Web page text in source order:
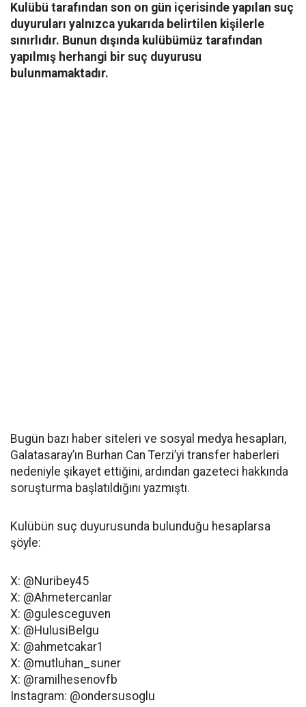
Kulübü tarafından son on gün içerisinde yapılan suç
duyuruları yalnızca yukarıda belirtilen kişilerle
sınırlıdır. Bunun dışında kulübümüz tarafından
yapılmış herhangi bir suç duyurusu
bulunmamaktadır.
Bugün bazı haber siteleri ve sosyal medya hesapları,
Galatasaray’ın Burhan Can Terzi’yi transfer haberleri
nedeniyle şikayet ettiğini, ardından gazeteci hakkında
soruşturma başlatıldığını yazmıştı.
Kulübün suç duyurusunda bulunduğu hesaplarsa
şöyle:
X: @Nuribey45
X: @Ahmetercanlar
X: @gulesceguven
X: @HulusiBelgu
X: @ahmetcakar1
X: @mutluhan_suner
X: @ramilhesenovfb
Instagram: @ondersusoglu